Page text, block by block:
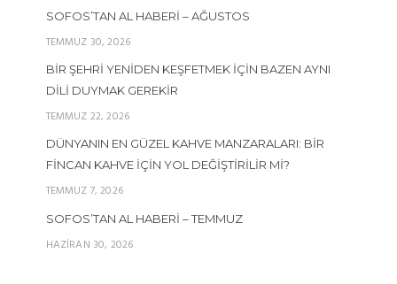
SOFOS’TAN AL HABERI – AĞUSTOS
TEMMUZ 30, 2026
BIR ŞEHRI YENIDEN KEŞFETMEK İÇIN BAZEN AYNI
DILI DUYMAK GEREKIR
TEMMUZ 22, 2026
DÜNYANIN EN GÜZEL KAHVE MANZARALARI: BIR
FINCAN KAHVE İÇIN YOL DEĞIŞTIRILIR MI?
TEMMUZ 7, 2026
SOFOS’TAN AL HABERI – TEMMUZ
HAZIRAN 30, 2026